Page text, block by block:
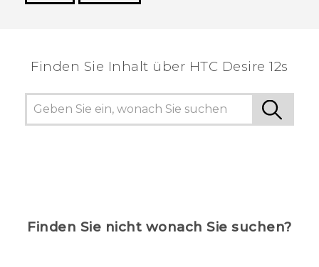
Finden Sie Inhalt über‎ HTC Desire 12s
Finden Sie nicht wonach Sie suchen?